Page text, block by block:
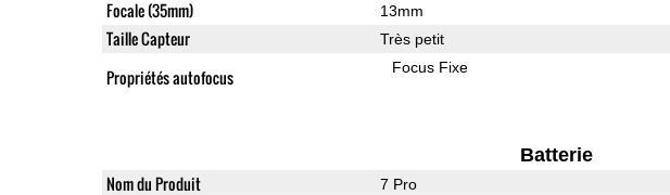
Focale (35mm) 13mm
Taille Capteur Très petit
Propriétés autofocus Focus Fixe
Batterie
Nom du Produit 7 Pro